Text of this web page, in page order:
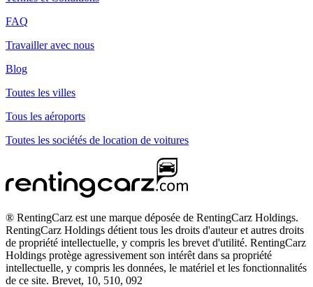
FAQ
Travailler avec nous
Blog
Toutes les villes
Tous les aéroports
Toutes les sociétés de location de voitures
® RentingCarz est une marque déposée de RentingCarz Holdings.
RentingCarz Holdings détient tous les droits d'auteur et autres droits
de propriété intellectuelle, y compris les brevet d'utilité. RentingCarz
Holdings protège agressivement son intérêt dans sa propriété
intellectuelle, y compris les données, le matériel et les fonctionnalités
de ce site. Brevet, 10, 510, 092